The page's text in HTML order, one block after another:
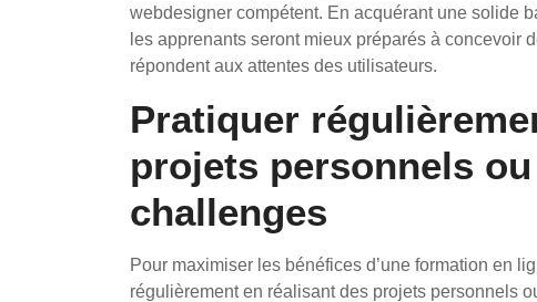
webdesigner compétent. En acquérant une solide
les apprenants seront mieux préparés à concevoir
répondent aux attentes des utilisateurs.
Pratiquer
projets personnels
challenges
Pour maximiser les bénéfices d’une formation en
régulièrement en réalisant des projets personnels